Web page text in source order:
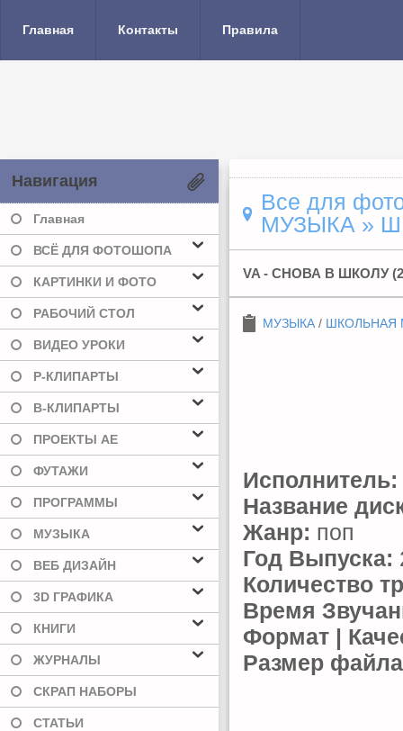
Главная Контакты Правила
Навигация
Главная
ВСЁ ДЛЯ ФОТОШОПА
КАРТИНКИ И ФОТО
РАБОЧИЙ СТОЛ
ВИДЕО УРОКИ
Р-КЛИПАРТЫ
В-КЛИПАРТЫ
ПРОЕКТЫ AE
ФУТАЖИ
ПРОГРАММЫ
МУЗЫКА
ВЕБ ДИЗАЙН
3D ГРАФИКА
КНИГИ
ЖУРНАЛЫ
СКРАП НАБОРЫ
СТАТЬИ
Все для
МУЗЫКА »
VA - СНОВА В ШКОЛУ
МУЗЫКА / ШКОЛЬНАЯ
Исполнитель:
Название
Жанр: поп
Год Выпуска:
Количество
Время
Формат |
Размер